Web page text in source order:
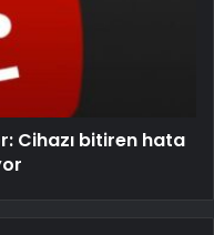
Cihazı bitiren hata